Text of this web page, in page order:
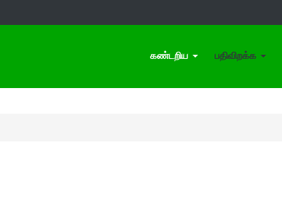
கண்டறிய பதிவிறக்க